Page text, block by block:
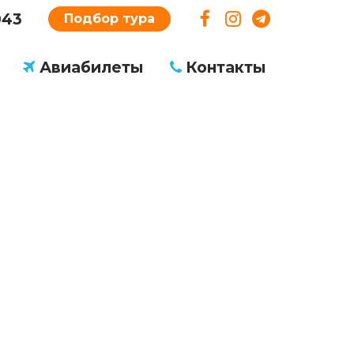
Подбор тура
Авиабилеты Контакты